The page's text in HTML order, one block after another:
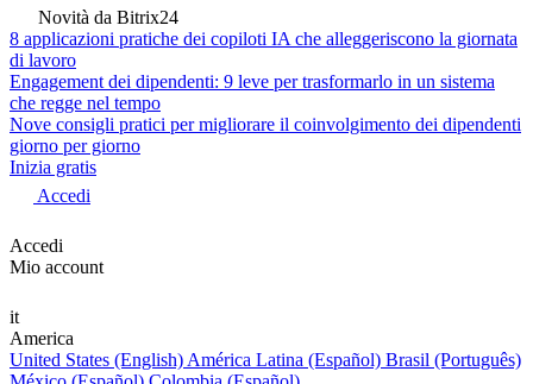
Novità da Bitrix24
8 applicazioni pratiche dei copiloti IA che alleggeriscono la giornata
di lavoro
Engagement dei dipendenti: 9 leve per trasformarlo in un sistema
che regge nel tempo
Nove consigli pratici per migliorare il coinvolgimento dei dipendenti
giorno per giorno
Inizia gratis
Accedi
Accedi
Mio account
it
America
United States (English) América Latina (Español) Brasil (Português)